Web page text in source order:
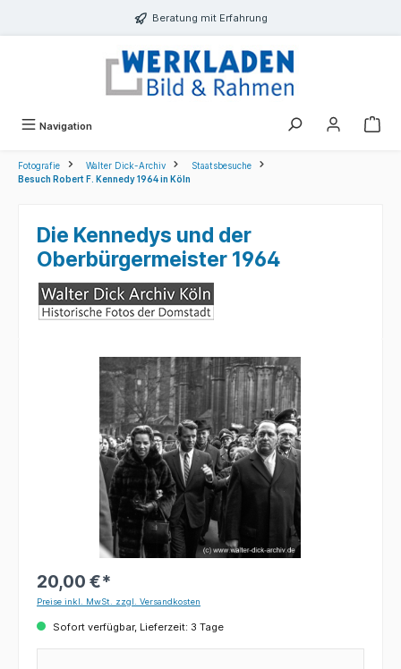
Beratung mit Erfahrung
Navigation
Fotografie Walter Dick-Archiv
Staatsbesuche
Besuch Robert F. Kennedy 1964 in Köln
Die Kennedys und der
Oberbürgermeister 1964
Bildergalerie überspringen
20,00 €*
Preise inkl. MwSt. zzgl. Versandkosten
Sofort verfügbar, Lieferzeit: 3 Tage